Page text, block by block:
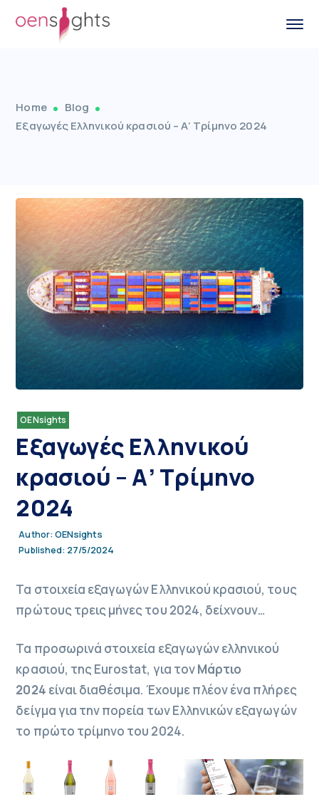
Home
Blog
Εξαγωγές Ελληνικού κρασιού – Α’ Τρίμηνο 2024
OENsights
Εξαγωγές Ελληνικού
κρασιού – Α’ Τρίμηνο
2024
Author: OENsights
Published: 27/5/2024
Τα στοιχεία εξαγωγών Ελληνικού κρασιού, τους
πρώτους τρεις μήνες του 2024, δείχνουν…
Τα προσωρινά στοιχεία εξαγωγών ελληνικού
κρασιού, της Eurostat, για τονΜάρτιο
2024 είναι διαθέσιμα. Έχουμε πλέον ένα πλήρες
δείγμα για την πορεία των Ελληνικών εξαγωγών
το πρώτο τρίμηνο του 2024.